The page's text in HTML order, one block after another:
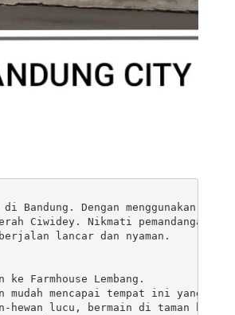
Dengan menggunakan
Ciwidey. Nikmati
lancar dan nyaman.
Farmhouse Lembang.
mencapai tempat ini yang
lucu, bermain di taman